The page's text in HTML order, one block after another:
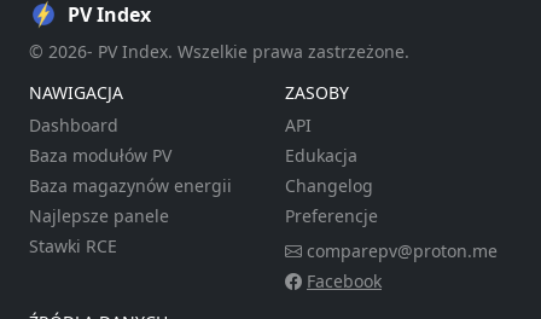
PV Index
© 2026- PV Index. Wszelkie prawa zastrzeżone.
NAWIGACJA
Dashboard
Baza modułów PV
Baza magazynów energii
Najlepsze panele
Stawki RCE
ZASOBY
API
Edukacja
Changelog
Preferencje
comparepv@proton.me
Facebook